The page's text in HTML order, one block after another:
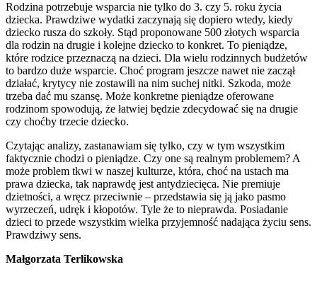
Rodzina potrzebuje wsparcia nie tylko do 3. czy 5. roku życia
dziecka. Prawdziwe wydatki zaczynają się dopiero wtedy, kiedy
dziecko rusza do szkoły. Stąd proponowane 500 złotych wsparcia
dla rodzin na drugie i kolejne dziecko to konkret. To pieniądze,
które rodzice przeznaczą na dzieci. Dla wielu rodzinnych budżetów
to bardzo duże wsparcie. Choć program jeszcze nawet nie zaczął
działać, krytycy nie zostawili na nim suchej nitki. Szkoda, może
trzeba dać mu szansę. Może konkretne pieniądze oferowane
rodzinom spowodują, że łatwiej będzie zdecydować się na drugie
czy choćby trzecie dziecko.
Czytając analizy, zastanawiam się tylko, czy w tym wszystkim
faktycznie chodzi o pieniądze. Czy one są realnym problemem? A
może problem tkwi w naszej kulturze, która, choć na ustach ma
prawa dziecka, tak naprawdę jest antydziecięca. Nie premiuje
dzietności, a wręcz przeciwnie – przedstawia się ją jako pasmo
wyrzeczeń, udręk i kłopotów. Tyle że to nieprawda. Posiadanie
dzieci to przede wszystkim wielka przyjemność nadająca życiu sens.
Prawdziwy sens.
Małgorzata Terlikowska